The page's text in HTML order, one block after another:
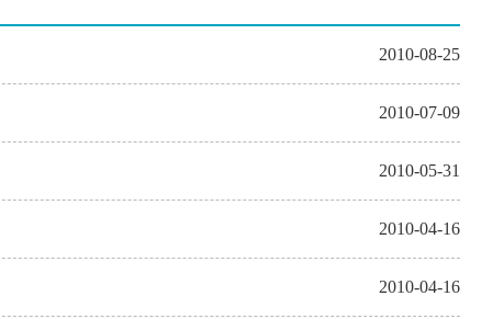
2010-08-25
2010-07-09
2010-05-31
2010-04-16
2010-04-16